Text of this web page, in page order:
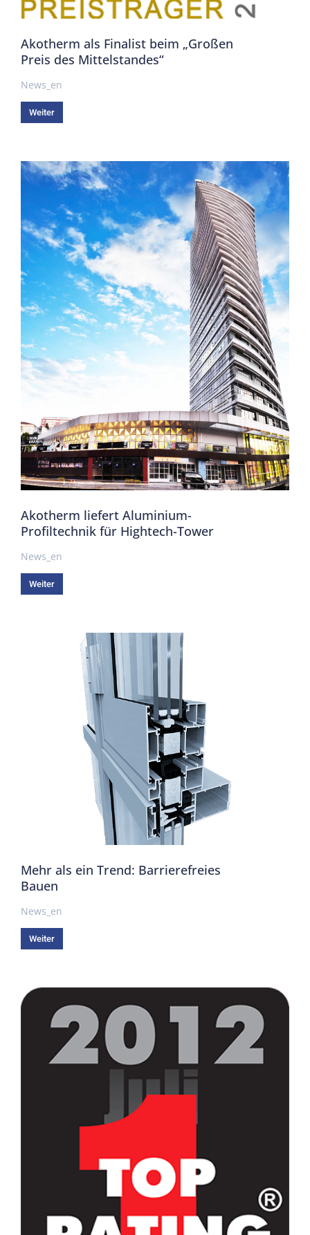
Akotherm als Finalist beim „Großen
Preis des Mittelstandes“
News_en
Weiter
Akotherm liefert Aluminium-
Profiltechnik für Hightech-Tower
News_en
Weiter
Mehr als ein Trend: Barrierefreies
Bauen
News_en
Weiter